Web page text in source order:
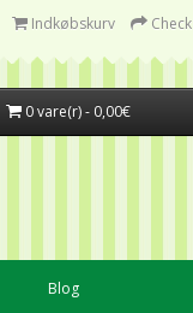
Indkøbskurv
0 vare(r) - 0,00€
Blog